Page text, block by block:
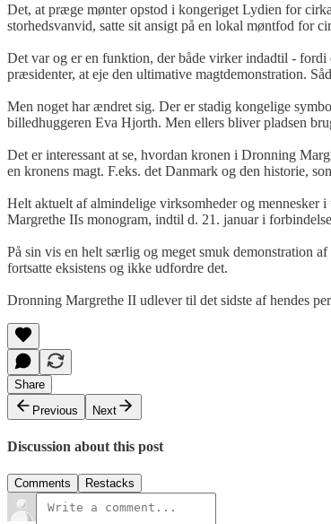
Det, at præge mønter opstod i kongeriget Lydien for
storhedsvanvid, satte sit ansigt på en lokal møntfod for
Det var og er en funktion, der både virker indadtil -
præsidenter, at eje den ultimative magtdemonstration.
Men noget har ændret sig. Der er stadig kongelige
billedhuggeren Eva Hjorth. Men ellers bliver pladsen
Det er interessant at se, hvordan kronen i Dronning
en kronens magt. F.eks. det Danmark og den historie,
Helt aktuelt af almindelige virksomheder og
Margrethe IIs monogram, indtil d. 21. januar i
På sin vis en helt særlig og meget smuk demonstration
fortsatte eksistens og ikke udfordre det.
Dronning Margrethe II udlever til det sidste af hendes
Share
Previous
Next
Discussion about this post
Comments Restacks